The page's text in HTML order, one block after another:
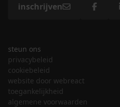
inschrijven
steun ons
privacybeleid
cookiebeleid
website door webreact
toegankelijkheid
algemene voorwaarden